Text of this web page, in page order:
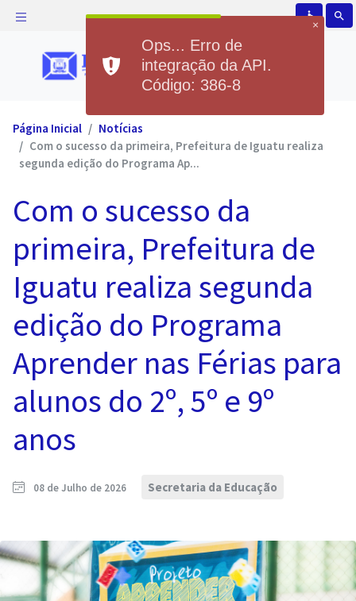
accessible search
Página Inicial
Notícias
Com o sucesso da primeira, Prefeitura de Iguatu realiza
segunda edição do Programa Ap...
Com o sucesso da
primeira, Prefeitura de
Iguatu realiza segunda
edição do Programa
Aprender nas Férias para
alunos do 2º, 5º e 9º
anos
08 de Julho de 2026 Secretaria da Educação
×
Ops... Erro de
integração da API.
Código: 386-8